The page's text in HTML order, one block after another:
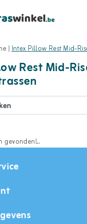
|Intex Pillow Rest Mid-
Rest Mid-
gevonden!...